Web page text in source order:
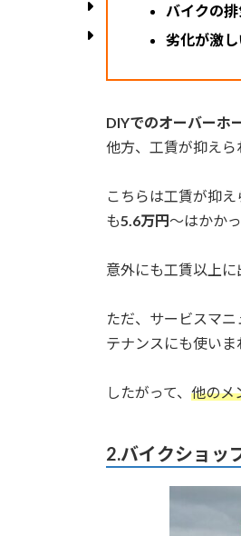
バイクの
劣化が激
DIYでのオーバーホ
他方、工賃が抑えら
こちらは工賃が抑え
も5.6万円〜はかかっ
意外にも工賃以上に
ただ、サービスマ
テナンスにも使いま
したがって、 他のメ
2.バイクショッ